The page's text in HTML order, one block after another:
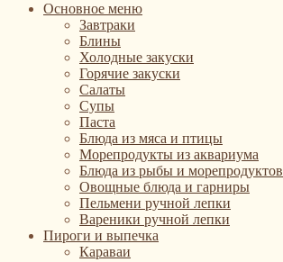
Основное меню
Завтраки
Блины
Холодные закуски
Горячие закуски
Салаты
Супы
Паста
Блюда из мяса и птицы
Морепродукты из аквариума
Блюда из рыбы и морепродуктов
Овощные блюда и гарниры
Пельмени ручной лепки
Вареники ручной лепки
Пироги и выпечка
Караваи